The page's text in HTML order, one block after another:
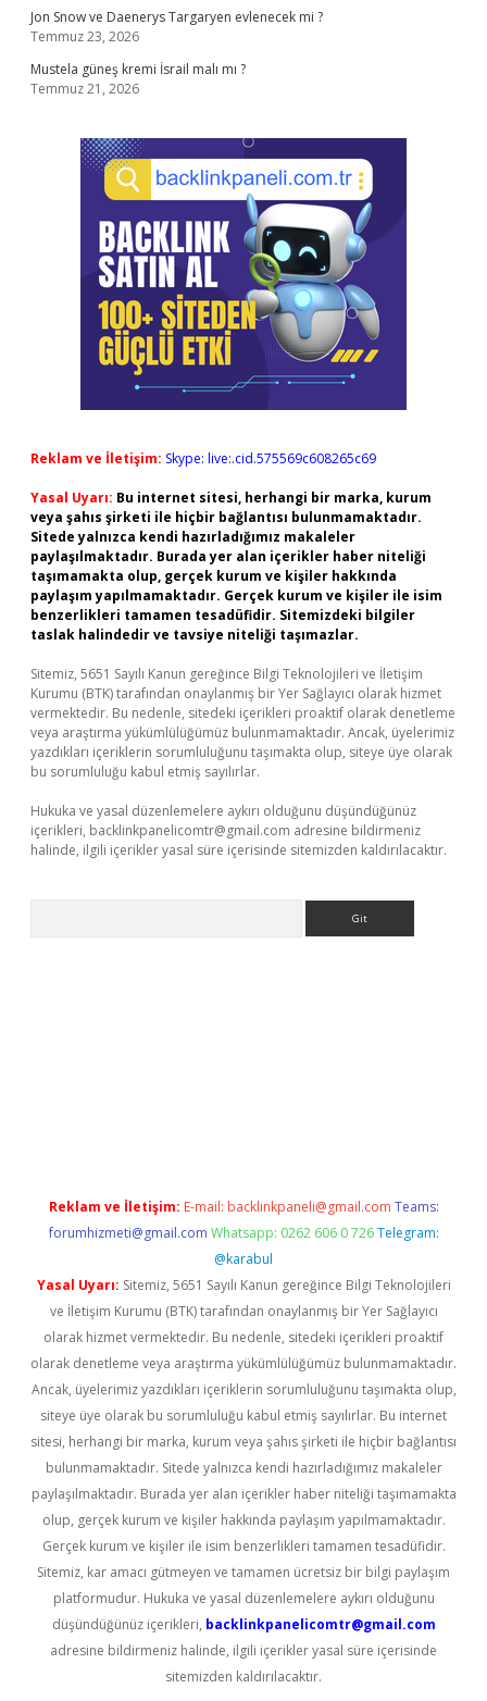
Jon Snow ve Daenerys Targaryen evlenecek mi ?
Temmuz 23, 2026
Mustela güneş kremi İsrail malı mı ?
Temmuz 21, 2026
Reklam ve İletişim: Skype: live:.cid.575569c608265c69
Yasal Uyarı: Bu internet sitesi, herhangi bir marka, kurum
veya şahıs şirketi ile hiçbir bağlantısı bulunmamaktadır.
Sitede yalnızca kendi hazırladığımız makaleler
paylaşılmaktadır. Burada yer alan içerikler haber niteliği
taşımamakta olup, gerçek kurum ve kişiler hakkında
paylaşım yapılmamaktadır. Gerçek kurum ve kişiler ile isim
benzerlikleri tamamen tesadüfidir. Sitemizdeki bilgiler
taslak halindedir ve tavsiye niteliği taşımazlar.
Sitemiz, 5651 Sayılı Kanun gereğince Bilgi Teknolojileri ve İletişim
Kurumu (BTK) tarafından onaylanmış bir Yer Sağlayıcı olarak hizmet
vermektedir. Bu nedenle, sitedeki içerikleri proaktif olarak denetleme
veya araştırma yükümlülüğümüz bulunmamaktadır. Ancak, üyelerimiz
yazdıkları içeriklerin sorumluluğunu taşımakta olup, siteye üye olarak
bu sorumluluğu kabul etmiş sayılırlar.
Hukuka ve yasal düzenlemelere aykırı olduğunu düşündüğünüz
içerikleri, backlinkpanelicomtr@gmail.com adresine bildirmeniz
halinde, ilgili içerikler yasal süre içerisinde sitemizden kaldırılacaktır.
Reklam ve İletişim: E-mail: backlinkpaneli@gmail.com Teams:
forumhizmeti@gmail.com Whatsapp: 0262 606 0 726 Telegram:
@karabul
Yasal Uyarı: Sitemiz, 5651 Sayılı Kanun gereğince Bilgi Teknolojileri
ve İletişim Kurumu (BTK) tarafından onaylanmış bir Yer Sağlayıcı
olarak hizmet vermektedir. Bu nedenle, sitedeki içerikleri proaktif
olarak denetleme veya araştırma yükümlülüğümüz bulunmamaktadır.
Ancak, üyelerimiz yazdıkları içeriklerin sorumluluğunu taşımakta olup,
siteye üye olarak bu sorumluluğu kabul etmiş sayılırlar. Bu internet
sitesi, herhangi bir marka, kurum veya şahıs şirketi ile hiçbir bağlantısı
bulunmamaktadır. Sitede yalnızca kendi hazırladığımız makaleler
paylaşılmaktadır. Burada yer alan içerikler haber niteliği taşımamakta
olup, gerçek kurum ve kişiler hakkında paylaşım yapılmamaktadır.
Gerçek kurum ve kişiler ile isim benzerlikleri tamamen tesadüfidir.
Sitemiz, kar amacı gütmeyen ve tamamen ücretsiz bir bilgi paylaşım
platformudur. Hukuka ve yasal düzenlemelere aykırı olduğunu
düşündüğünüz içerikleri, backlinkpanelicomtr@gmail.com
adresine bildirmeniz halinde, ilgili içerikler yasal süre içerisinde
sitemizden kaldırılacaktır.